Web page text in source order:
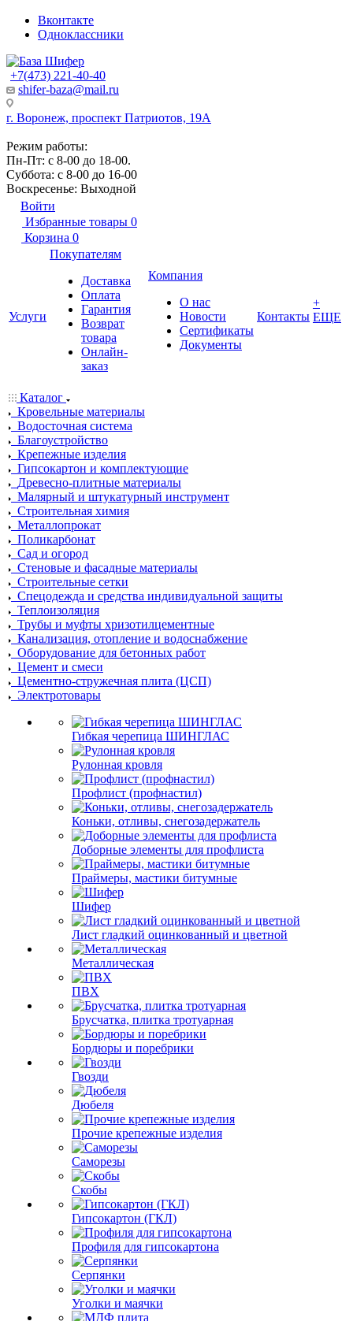
Вконтакте
Одноклассники
+7(473) 221-40-40
shifer-baza@mail.ru
г. Воронеж, проспект Патриотов, 19А
Режим работы:
Пн-Пт: с 8-00 до 18-00.
Суббота: с 8-00 до 16-00
Воскресенье: Выходной
Войти
Избранные товары 0
Корзина 0
Услуги
Покупателям
Доставка
Оплата
Гарантия
Возврат
товара
Онлайн-
заказ
Компания
О нас
Новости
Сертификаты
Документы
Контакты
+
ЕЩЕ
Каталог
Кровельные материалы
Водосточная система
Благоустройство
Крепежные изделия
Гипсокартон и комплектующие
Древесно-плитные материалы
Малярный и штукатурный инструмент
Строительная химия
Металлопрокат
Поликарбонат
Сад и огород
Стеновые и фасадные материалы
Строительные сетки
Спецодежда и средства индивидуальной защиты
Теплоизоляция
Трубы и муфты хризотилцементные
Канализация, отопление и водоснабжение
Оборудование для бетонных работ
Цемент и смеси
Цементно-стружечная плита (ЦСП)
Электротовары
Гибкая черепица ШИНГЛАС
Рулонная кровля
Профлист (профнастил)
Коньки, отливы, снегозадержатель
Доборные элементы для профлиста
Праймеры, мастики битумные
Шифер
Лист гладкий оцинкованный и цветной
Металлическая
ПВХ
Брусчатка, плитка тротуарная
Бордюры и поребрики
Гвозди
Дюбеля
Прочие крепежные изделия
Саморезы
Скобы
Гипсокартон (ГКЛ)
Профиля для гипсокартона
Серпянки
Уголки и маячки